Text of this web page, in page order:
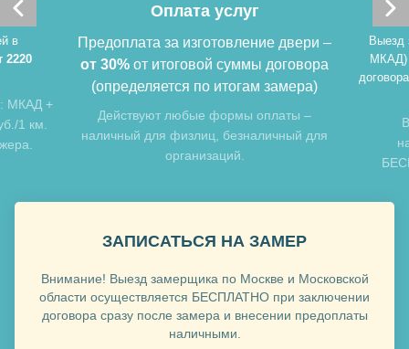
Хочу такую
Хочу такую
в
2220
МКАД +
1 км.
Оплата услуг
Предоплата за изготовление двери –
от 30% от итоговой суммы договора
(определяется по итогам замера)
Действуют любые формы оплаты –
наличный для физлиц, безналичный для
организаций.
Выезд
ЗАПИСАТЬСЯ НА ЗАМЕР
Внимание! Выезд замерщика по Москве и Московской
области осуществляется БЕСПЛАТНО при заключении
договора сразу после замера и внесении предоплаты
наличными.